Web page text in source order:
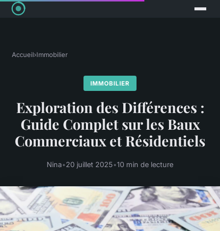
Accueil›Immobilier
IMMOBILIER
Exploration des Différences :
Guide Complet sur les Baux
Commerciaux et Résidentiels
Nina•20 juillet 2025•10 min de lecture